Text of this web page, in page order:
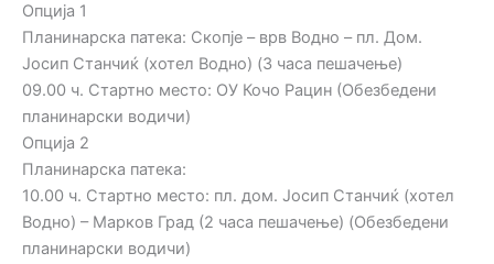
Опција 1
Планинарска патека: Скопје – врв Водно – пл. Дом.
Јосип Станчиќ (хотел Водно) (3 часа пешачење)
09.00 ч. Стартно место: ОУ Кочо Рацин (Обезбедени
планинарски водичи)
Опција 2
Планинарска патека:
10.00 ч. Стартно место: пл. дом. Јосип Станчиќ (хотел
Водно) – Марков Град (2 часа пешачење) (Обезбедени
планинарски водичи)